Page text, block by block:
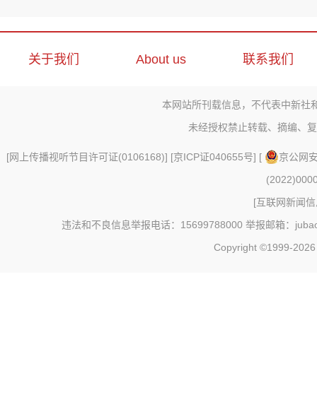
关于我们 About us 联系我们
本网站所刊载信息，不代表中新社
未经授权禁止转载、摘编、
[网上传播视听节目许可证(0106168)] [京ICP证040655号] [
京公网
[互联网新闻
违法和不良信息举报电话：15699788000 举报邮箱：
Copyright ©1999-